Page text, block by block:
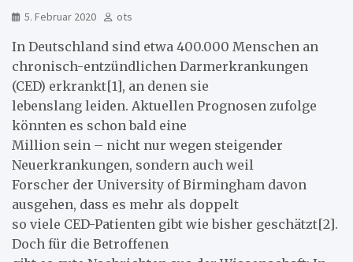
5. Februar 2020 ots
In Deutschland sind etwa 400.000 Menschen an
chronisch-entzündlichen Darmerkrankungen
(CED) erkrankt[1], an denen sie
lebenslang leiden. Aktuellen Prognosen zufolge
könnten es schon bald eine
Million sein – nicht nur wegen steigender
Neuerkrankungen, sondern auch weil
Forscher der University of Birmingham davon
ausgehen, dass es mehr als doppelt
so viele CED-Patienten gibt wie bisher geschätzt[2].
Doch für die Betroffenen